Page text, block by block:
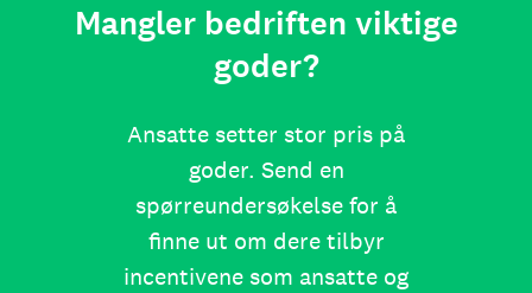
Mangler bedriften viktige
goder?
Ansatte setter stor pris på
goder. Send en
spørreundersøkelse for å
finne ut om dere tilbyr
incentivene som ansatte og